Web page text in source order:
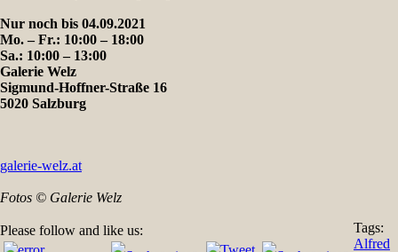
Nur noch bis 04.09.2021
Mo. – Fr.: 10:00 – 18:00
Sa.: 10:00 – 13:00
Galerie Welz
Sigmund-Hoffner-Straße 16
5020 Salzburg
galerie-welz.at
Fotos © Galerie Welz
Please follow and like us:
Tags:
Alfred